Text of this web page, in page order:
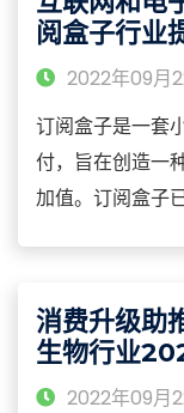
阅盒子行业
2022年09月
订阅盒子是一套
付，旨在创造一
加值。订阅盒子
消费升级助
生物行业
1469.43百
2022年09月